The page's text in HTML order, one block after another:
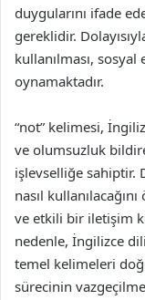
duygularını ifade
gereklidir.
kullanılması,
oynamaktadır.
“not” kelimesi,
ve olumsuzluk
işlevselliğe sahiptir.
nasıl
ve etkili bir iletişim
nedenle, İngilizce
temel kelimeleri
sürecinin